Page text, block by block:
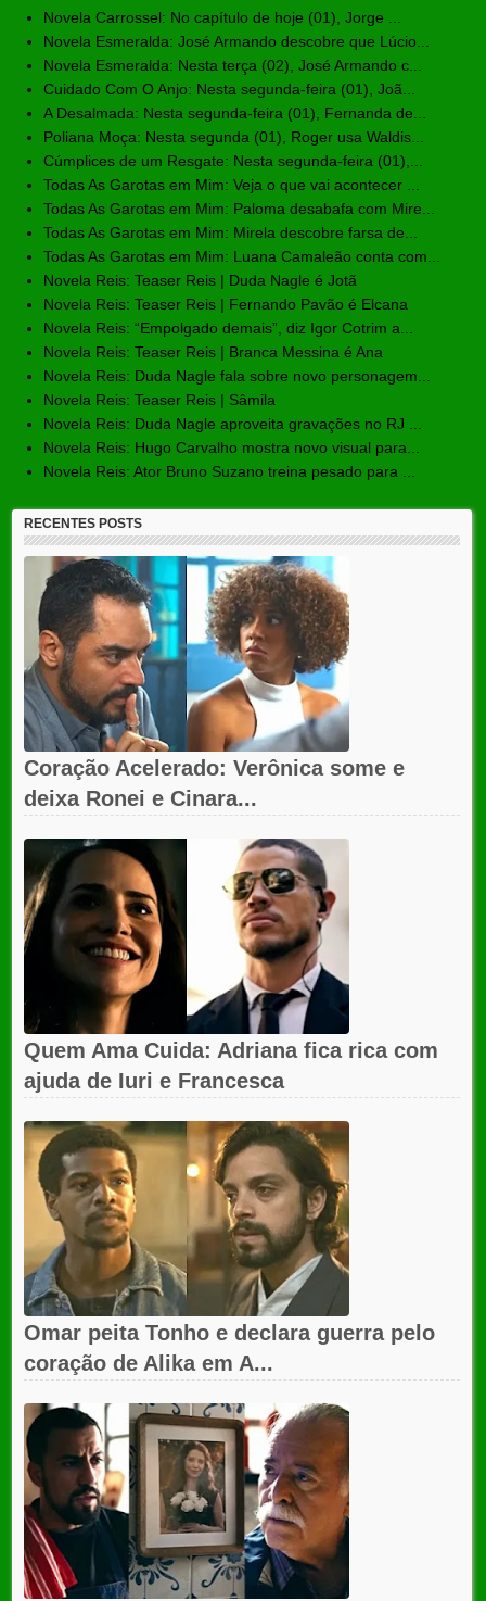
Novela Carrossel: No capítulo de hoje (01), Jorge ...
Novela Esmeralda: José Armando descobre que Lúcio...
Novela Esmeralda: Nesta terça (02), José Armando c...
Cuidado Com O Anjo: Nesta segunda-feira (01), Joã...
A Desalmada: Nesta segunda-feira (01), Fernanda de...
Poliana Moça: Nesta segunda (01), Roger usa Waldis...
Cúmplices de um Resgate: Nesta segunda-feira (01),...
Todas As Garotas em Mim: Veja o que vai acontecer ...
Todas As Garotas em Mim: Paloma desabafa com Mire...
Todas As Garotas em Mim: Mirela descobre farsa de...
Todas As Garotas em Mim: Luana Camaleão conta com...
Novela Reis: Teaser Reis | Duda Nagle é Jotã
Novela Reis: Teaser Reis | Fernando Pavão é Elcana
Novela Reis: “Empolgado demais”, diz Igor Cotrim a...
Novela Reis: Teaser Reis | Branca Messina é Ana
Novela Reis: Duda Nagle fala sobre novo personagem...
Novela Reis: Teaser Reis | Sâmila
Novela Reis: Duda Nagle aproveita gravações no RJ ...
Novela Reis: Hugo Carvalho mostra novo visual para...
Novela Reis: Ator Bruno Suzano treina pesado para ...
RECENTES POSTS
Coração Acelerado: Verônica some e
deixa Ronei e Cinara...
Quem Ama Cuida: Adriana fica rica com
ajuda de Iuri e Francesca
Omar peita Tonho e declara guerra pelo
coração de Alika em A...